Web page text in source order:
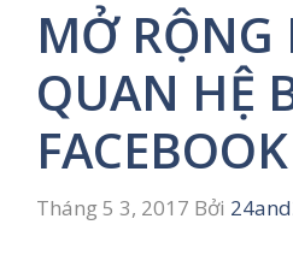
MỞ RỘNG
QUAN HỆ
FACEBOOK
Tháng 5 3, 2017 Bởi